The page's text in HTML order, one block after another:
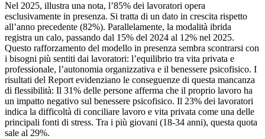
Nel 2025, illustra una nota, l’85% dei lavoratori opera
esclusivamente in presenza. Si tratta di un dato in crescita rispetto
all’anno precedente (82%). Parallelamente, la modalità ibrida
registra un calo, passando dal 15% del 2024 al 12% nel 2025.
Questo rafforzamento del modello in presenza sembra scontrarsi con
i bisogni più sentiti dai lavoratori: l’equilibrio tra vita privata e
professionale, l’autonomia organizzativa e il benessere psicofisico. I
risultati del Report evidenziano le conseguenze di questa mancanza
di flessibilità: Il 31% delle persone afferma che il proprio lavoro ha
un impatto negativo sul benessere psicofisico. Il 23% dei lavoratori
indica la difficoltà di conciliare lavoro e vita privata come una delle
principali fonti di stress. Tra i più giovani (18-34 anni), questa quota
sale al 29%.